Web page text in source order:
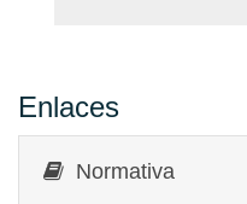
Enlaces
Normativa